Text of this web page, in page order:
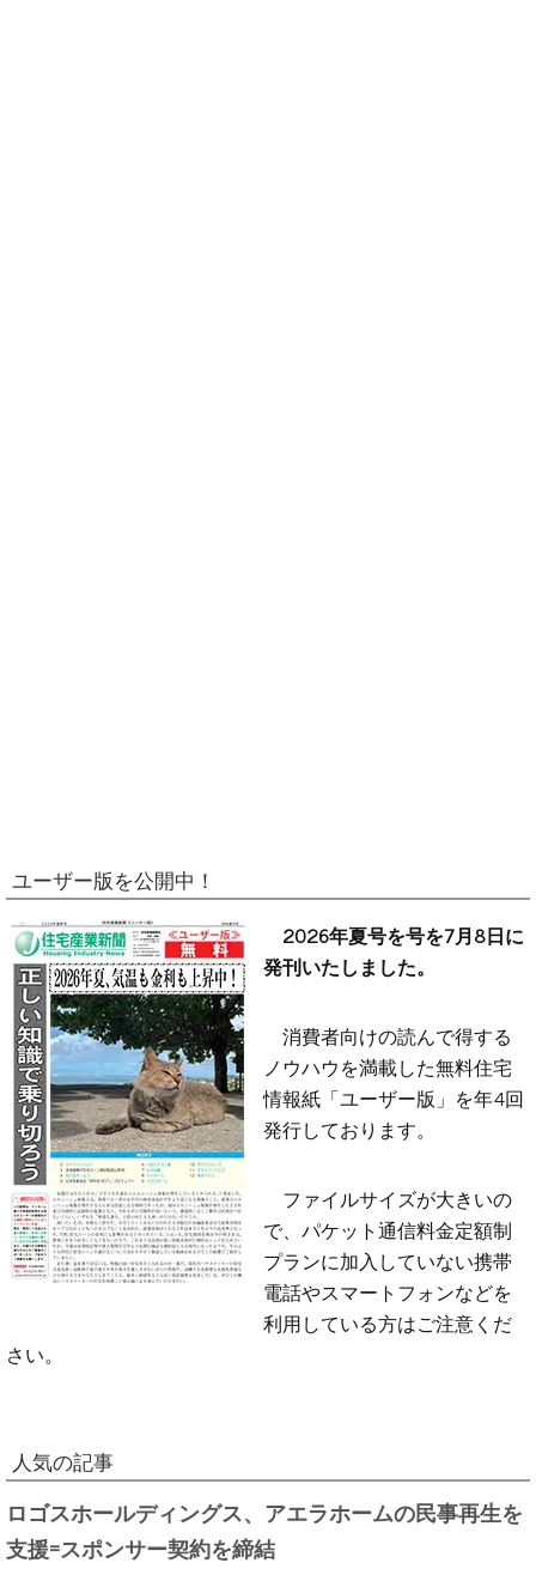
ユーザー版を公開中！
2026年夏号を号を7月8日に
発刊いたしました。
消費者向けの読んで得する
ノウハウを満載した無料住宅
情報紙「ユーザー版」を年4回
発行しております。
ファイルサイズが大きいの
で、パケット通信料金定額制
プランに加入していない携帯
電話やスマートフォンなどを
利用している方はご注意くだ
さい。
人気の記事
ロゴスホールディングス、アエラホームの民事再生を
支援=スポンサー契約を締結